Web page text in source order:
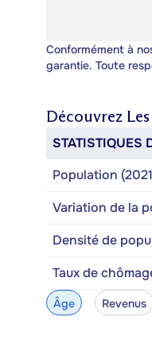
Conformément à
garantie. Toute
Découvrez
STATISTIQUES
Population
Variation de la
Densité de
Taux de
Âge Revenus